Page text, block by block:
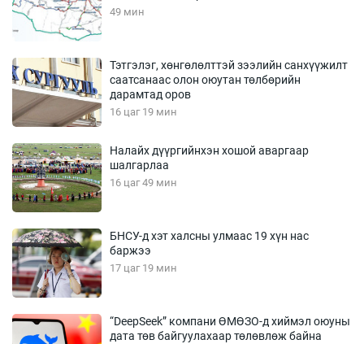
49 мин
Тэтгэлэг, хөнгөлөлттэй зээлийн санхүүжилт
саатсанаас олон оюутан төлбөрийн
дарамтад оров
16 цаг 19 мин
Налайх дүүргийнхэн хошой аваргаар
шалгарлаа
16 цаг 49 мин
БНСУ-д хэт халсны улмаас 19 хүн нас
баржээ
17 цаг 19 мин
“DeepSeek” компани ӨМӨЗО-д хиймэл оюуны
дата төв байгуулахаар төлөвлөж байна